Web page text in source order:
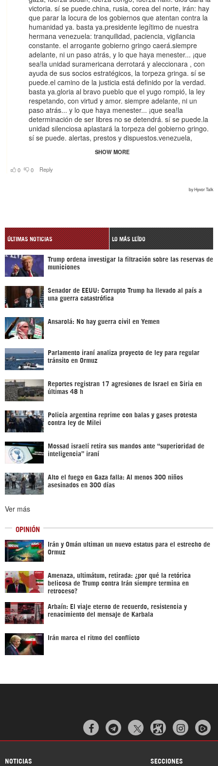
ÚLTIMAS NOTICIAS LO MÁS LEÍDO
Trump ordena investigar la filtración sobre las reservas de
municiones
Senador de EEUU: Corrupto Trump ha llevado al país a
una guerra catastrófica
Ansarolá: No hay guerra civil en Yemen
Parlamento iraní analiza proyecto de ley para regular
tránsito en Ormuz
Reportes registran 17 agresiones de Israel en Siria en
últimas 48 h
Policía argentina reprime con balas y gases protesta
contra ley de Milei
Mossad israelí retira sus mandos ante “superioridad de
inteligencia” iraní
Alto el fuego en Gaza falla: Al menos 300 niños
asesinados en 300 días
Ver más
OPINIÓN
Irán y Omán ultiman un nuevo estatus para el estrecho de
Ormuz
Amenaza, ultimátum, retirada: ¿por qué la retórica
belicosa de Trump contra Irán siempre termina en
retroceso?
Arbaín: El viaje eterno de recuerdo, resistencia y
renacimiento del mensaje de Karbala
Irán marca el ritmo del conflicto
  
NOTICIAS SECCIONES